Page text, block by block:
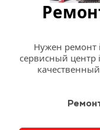
Нужен ремонт
сервисный центр